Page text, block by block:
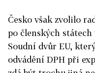
Česko však zvolilo
po členských státech
Soudní dvůr EU,
odvádění DPH při